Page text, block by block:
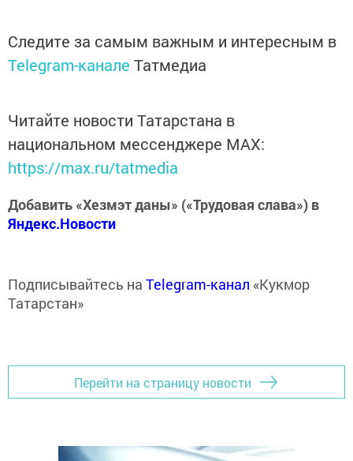
Следите за самым важным и интересным в
Telegram-канале Татмедиа
Читайте новости Татарстана в
национальном мессенджере MАХ:
https://max.ru/tatmedia
Добавить «Хезмэт даны» («Трудовая слава») в
Яндекс.Новости
Подписывайтесь на Telegram-канал «Кукмор
Татарстан»
Перейти на страницу новости